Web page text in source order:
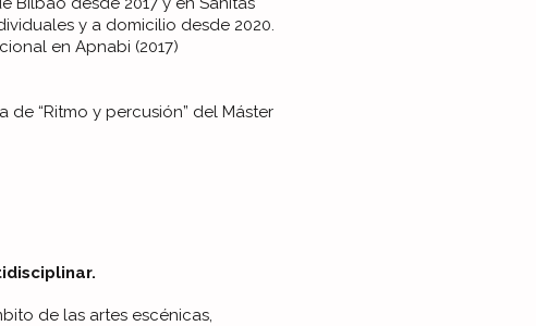
y a domicilio desde 2020.
en Apnabi (2017)
“Ritmo y percusión” del Máster
de las artes escénicas,